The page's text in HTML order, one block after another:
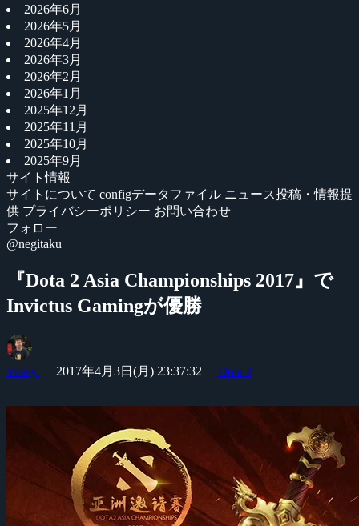
2026年6月
2026年5月
2026年4月
2026年3月
2026年2月
2026年1月
2025年12月
2025年11月
2025年10月
2025年9月
サイト情報
サイトについて configデータファイル ニュース投稿・情報提
供 プライバシーポリシー お問い合わせ
フォロー
@negitaku
『Dota 2 Asia Championships 2017』で
Invictus Gamingが優勝
Yossy 2017年4月3日(月) 23:37:32 Dota 2